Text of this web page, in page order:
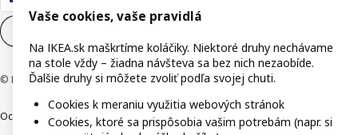
© Inter IKEA Systems B.V. 1999-2026
Ochrana osobných údajovCookies Zodpovedné odhalenie
Vaše cookies, vaše pravidlá
Na IKEA.sk maškrtíme koláčiky. Niektoré druhy nechávame
na stole vždy – žiadna návšteva sa bez nich nezaobíde.
Ďalšie druhy si môžete zvoliť podľa svojej chuti.
Cookies k meraniu využitia webových stránok
Cookies, ktoré sa prispôsobia vašim potrebám (napr. si